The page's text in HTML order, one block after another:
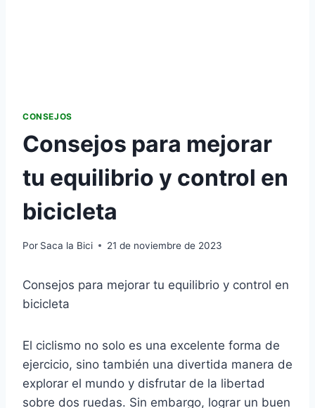
CONSEJOS
Consejos para mejorar
tu equilibrio y control en
bicicleta
Por Saca la Bici 21 de noviembre de 2023
Consejos para mejorar tu equilibrio y control en
bicicleta
El ciclismo no solo es una excelente forma de
ejercicio, sino también una divertida manera de
explorar el mundo y disfrutar de la libertad
sobre dos ruedas. Sin embargo, lograr un buen